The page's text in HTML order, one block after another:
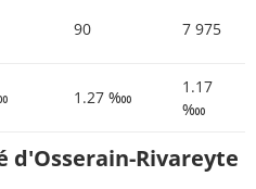
90 7 975
1.27 ‱
1.17
‱
d'Osserain-Rivareyte